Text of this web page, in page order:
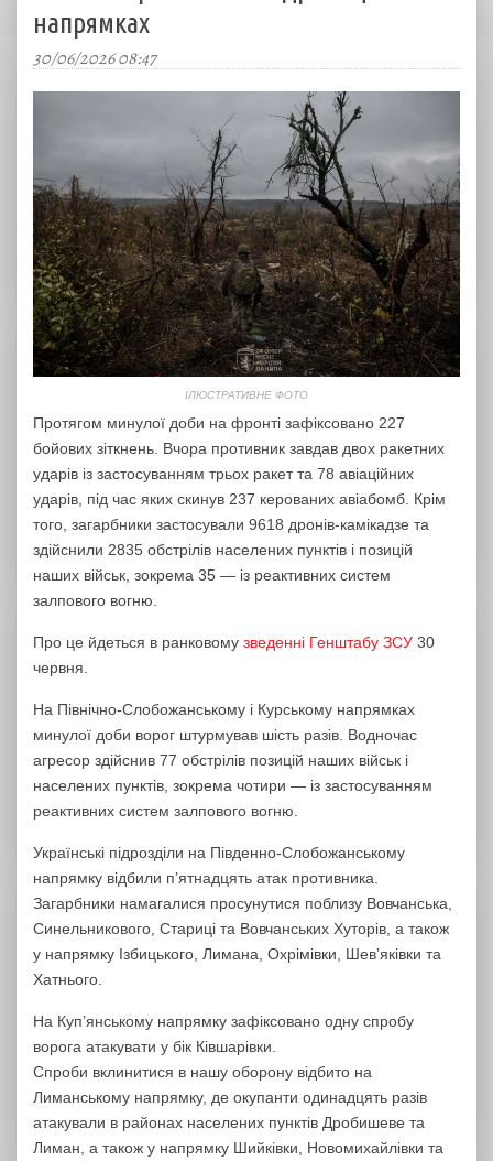
напрямках
30/06/2026 08:47
ІЛЮСТРАТИВНЕ ФОТО
Протягом минулої доби на фронті зафіксовано 227
бойових зіткнень. Вчора противник завдав двох ракетних
ударів із застосуванням трьох ракет та 78 авіаційних
ударів, під час яких скинув 237 керованих авіабомб. Крім
того, загарбники застосували 9618 дронів-камікадзе та
здійснили 2835 обстрілів населених пунктів і позицій
наших військ, зокрема 35 — із реактивних систем
залпового вогню.
Про це йдеться в ранковому зведенні Генштабу ЗСУ 30
червня.
На Північно-Слобожанському і Курському напрямках
минулої доби ворог штурмував шість разів. Водночас
агресор здійснив 77 обстрілів позицій наших військ і
населених пунктів, зокрема чотири — із застосуванням
реактивних систем залпового вогню.
Українські підрозділи на Південно-Слобожанському
напрямку відбили п’ятнадцять атак противника.
Загарбники намагалися просунутися поблизу Вовчанська,
Синельникового, Стариці та Вовчанських Хуторів, а також
у напрямку Ізбицького, Лимана, Охрімівки, Шев’яківки та
Хатнього.
На Куп’янському напрямку зафіксовано одну спробу
ворога атакувати у бік Ківшарівки.
Спроби вклинитися в нашу оборону відбито на
Лиманському напрямку, де окупанти одинадцять разів
атакували в районах населених пунктів Дробишеве та
Лиман, а також у напрямку Шийківки, Новомихайлівки та